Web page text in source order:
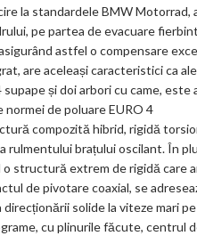
la standardele BMW Motorrad,
pe partea de evacuare
astfel o compensare
are aceleași caracteristici ca
și doi arbori cu came,
de poluare EURO 4
compozită hibrid, rigidă
rulmentului brațului oscilant. În
structură extrem de rigidă care
de pivotare coaxial, se
solide la viteze mari
cu plinurile făcute,